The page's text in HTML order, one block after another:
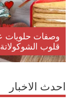
وصفات حلويات
قلوب
احدث الاخبار